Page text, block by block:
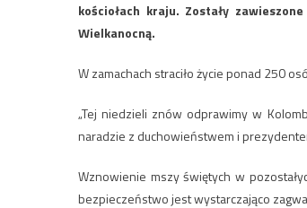
kościołach kraju. Zostały
Wielkanocną.
W zamachach straciło życie ponad 250
„Tej niedzieli znów odprawimy w
naradzie z duchowieństwem i
Wznowienie mszy świętych w
bezpieczeństwo jest wystarczająco